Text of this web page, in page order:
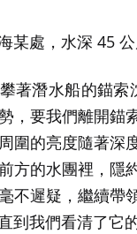
某處，水深 45 公
著潛水船的錨索
，要我們離開錨
圍的亮度隨著深
方的水團裡，隱
不遲疑，繼續帶
到我們看清了它